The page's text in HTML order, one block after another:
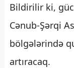
Bildirilir ki,
Cənub-Şərqi
bölgələrində
artıracaq.